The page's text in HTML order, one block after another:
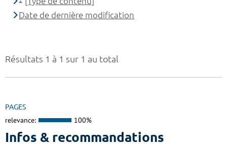
Résultats 1 à 1 sur 1 au total
PAGES
relevance: 100%
Infos & recommandations
Date de dernière modification